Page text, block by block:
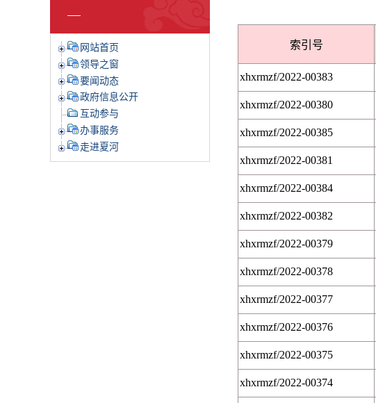
网站首页
领导之窗
要闻动态
政府信息公开
互动参与
办事服务
走进夏河
索引号
xhxrmzf/2022-00383
xhxrmzf/2022-00380
xhxrmzf/2022-00385
xhxrmzf/2022-00381
xhxrmzf/2022-00384
xhxrmzf/2022-00382
xhxrmzf/2022-00379
xhxrmzf/2022-00378
xhxrmzf/2022-00377
xhxrmzf/2022-00376
xhxrmzf/2022-00375
xhxrmzf/2022-00374